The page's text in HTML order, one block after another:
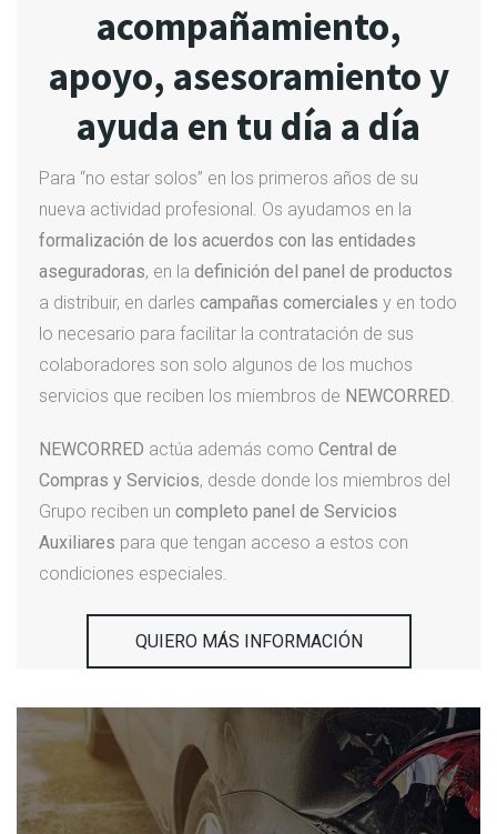
acompañamiento,
apoyo, asesoramiento y
ayuda en tu día a día
Para “no estar solos” en los primeros años de su
nueva actividad profesional. Os ayudamos en la
formalización de los acuerdos con las entidades
aseguradoras, en la definición del panel de productos
a distribuir, en darles campañas comerciales y en todo
lo necesario para facilitar la contratación de sus
colaboradores son solo algunos de los muchos
servicios que reciben los miembros de NEWCORRED.
NEWCORRED actúa además como Central de
Compras y Servicios, desde donde los miembros del
Grupo reciben un completo panel de Servicios
Auxiliares para que tengan acceso a estos con
condiciones especiales.
QUIERO MÁS INFORMACIÓN